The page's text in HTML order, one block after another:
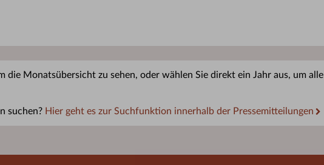
die Monatsübersicht zu sehen, oder wählen Sie direkt ein Jahr aus, um alle
suchen? Hier geht es zur Suchfunktion innerhalb der Pressemitteilungen